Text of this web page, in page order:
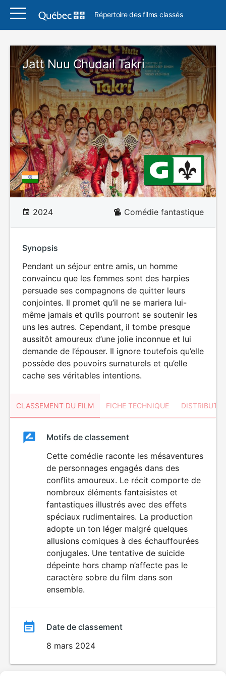
Répertoire des films classés
Jatt Nuu Chudail Takri
2024 Comédie fantastique
Synopsis
Pendant un séjour entre amis, un homme
convaincu que les femmes sont des harpies
persuade ses compagnons de quitter leurs
conjointes. Il promet qu’il ne se mariera lui-
même jamais et qu’ils pourront se soutenir les
uns les autres. Cependant, il tombe presque
aussitôt amoureux d’une jolie inconnue et lui
demande de l’épouser. Il ignore toutefois qu’elle
possède des pouvoirs surnaturels et qu’elle
cache ses véritables intentions.
CLASSEMENT DU FILM FICHE TECHNIQUE
ClassementClassement
Motifs de classement
Cette comédie raconte les mésaventures
de personnages engagés dans des
conflits amoureux. Le récit comporte de
nombreux éléments fantaisistes et
fantastiques illustrés avec des effets
spéciaux rudimentaires. La production
adopte un ton léger malgré quelques
allusions comiques à des échauffourées
conjugales. Une tentative de suicide
dépeinte hors champ n’affecte pas le
caractère sobre du film dans son
ensemble.
Date de classement
8 mars 2024